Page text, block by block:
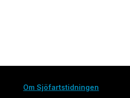
Om Sjöfartstidningen